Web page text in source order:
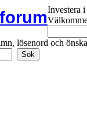
Investera
lösenord och